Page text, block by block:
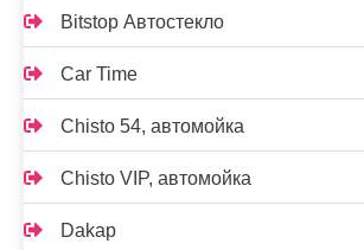
Bitstop Автостекло
Car Time
Chisto 54, автомойка
Chisto VIP, автомойка
Dakap